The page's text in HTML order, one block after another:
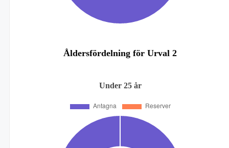
Åldersfördelning för Urval 2
Under 25 år